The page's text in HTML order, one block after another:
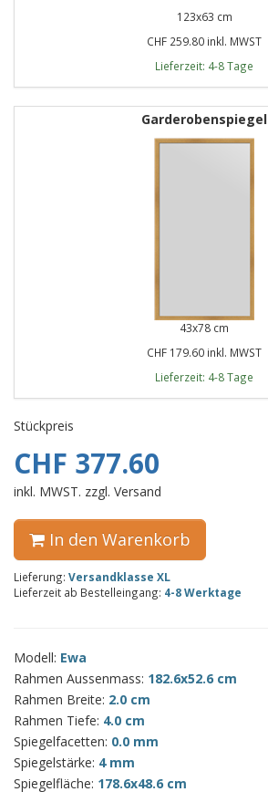
123x63 cm
CHF 259.80 inkl. MWST
Lieferzeit: 4-8 Tage
Garderobenspiegel
43x78 cm
CHF 179.60 inkl. MWST
Lieferzeit: 4-8 Tage
Stückpreis
CHF 377.60
inkl. MWST. zzgl. Versand
In den Warenkorb
Lieferung: Versandklasse XL
Lieferzeit ab Bestelleingang: 4-8 Werktage
Modell: Ewa
Rahmen Aussenmass: 182.6x52.6 cm
Rahmen Breite: 2.0 cm
Rahmen Tiefe: 4.0 cm
Spiegelfacetten: 0.0 mm
Spiegelstärke: 4 mm
Spiegelfläche: 178.6x48.6 cm